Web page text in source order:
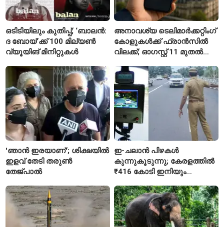
ഒടിടിയിലും കുതിപ്പ്; ‘ബാലൻ:
ദ ബോയ്’ക്ക് 100 മില്യൺ
വ്യൂയിങ് മിനിറ്റുകൾ
അനാവശ്യ ടെലിമാർക്കറ്റിംഗ്
കോളുകൾക്ക് ഫ്രാൻസിൽ
വിലക്ക്; ഓഗസ്റ്റ് 11 മുതൽ
'ഞാൻ ഇരയാണ്'; ശിക്ഷയിൽ
ഇളവ് തേടി തരുണ്‍
തേജ്പാൽ
ഇ-ചലാൻ പിഴകൾ
കുന്നുകൂടുന്നു; കേരളത്തിൽ
₹416 കോടി ഇനിയും